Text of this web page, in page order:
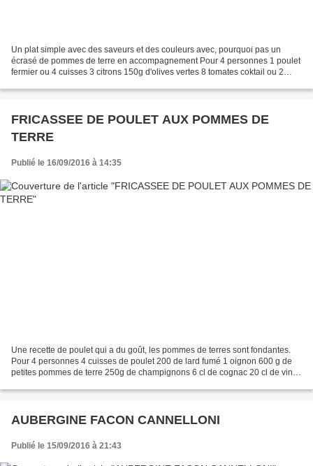
Un plat simple avec des saveurs et des couleurs avec, pourquoi pas un
écrasé de pommes de terre en accompagnement Pour 4 personnes 1 poulet
fermier ou 4 cuisses 3 citrons 150g d'olives vertes 8 tomates coktail ou 2
FRICASSEE DE POULET AUX POMMES DE
TERRE
Publié le 16/09/2016 à 14:35
Une recette de poulet qui a du goût, les pommes de terres sont fondantes.
Pour 4 personnes 4 cuisses de poulet 200 de lard fumé 1 oignon 600 g de
petites pommes de terre 250g de champignons 6 cl de cognac 20 cl de vin
AUBERGINE FACON CANNELLONI
Publié le 15/09/2016 à 21:43